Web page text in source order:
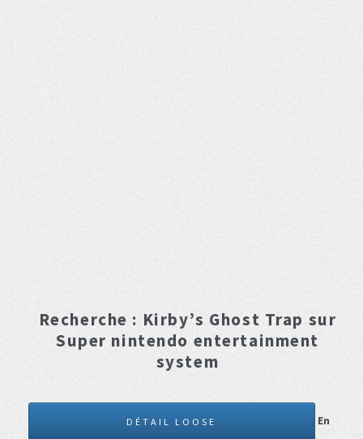
Recherche : Kirby’s Ghost Trap sur
Super nintendo entertainment
system
DÉTAIL LOOSE
En